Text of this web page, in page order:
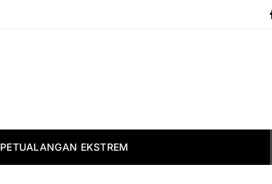
PETUALANGAN EKSTREM